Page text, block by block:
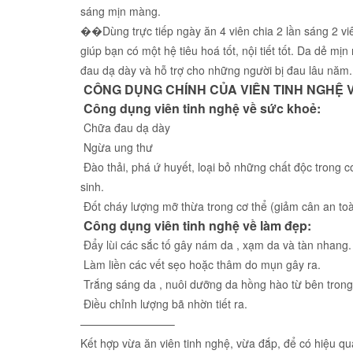
sáng mịn màng.
��Dùng trực tiếp ngày ăn 4 viên chia 2 lần sáng 2
giúp bạn có một hệ tiêu hoá tốt, nội tiết tốt. Da dẻ
đau dạ dày và hỗ trợ cho những người bị đau lâu năm.
CÔNG DỤNG CHÍNH CỦA VIÊN TINH NGHỆ
Công dụng viên tinh nghệ về sức khoẻ:
Chữa đau dạ dày
Ngừa ung thư
Đào thải, phá ứ huyết, loại bỏ những chất độc trong
sinh.
Đốt cháy lượng mỡ thừa trong cơ thể (giảm cân an
Công dụng viên tinh nghệ về làm đẹp:
Đẩy lùi các sắc tố gây nám da , xạm da và tàn nhang.
Làm liền các vết sẹo hoặc thâm do mụn gây ra.
Trắng sáng da , nuôi dưỡng da hồng hào từ bên
Điều chỉnh lượng bã nhờn tiết ra.
————————–
Kết hợp vừa ăn viên tinh nghệ, vừa đắp, để có hiệu